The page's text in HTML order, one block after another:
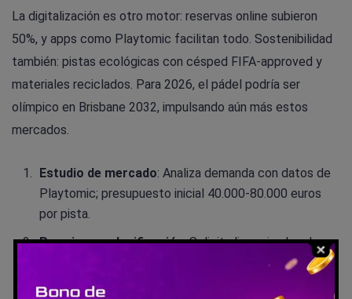
La digitalización es otro motor: reservas online subieron
50%, y apps como Playtomic facilitan todo. Sostenibilidad
también: pistas ecológicas con césped FIFA-approved y
materiales reciclados. Para 2026, el pádel podría ser
olímpico en Brisbane 2032, impulsando aún más estos
mercados.
Estudio de mercado: Analiza demanda con datos de
Playtomic; presupuesto inicial 40.000-80.000 euros
por pista.
Permisos y planificación: Solicita licencias locales y
cumple normas FIP (20x10m, zonas de seguridad).
Construcción base